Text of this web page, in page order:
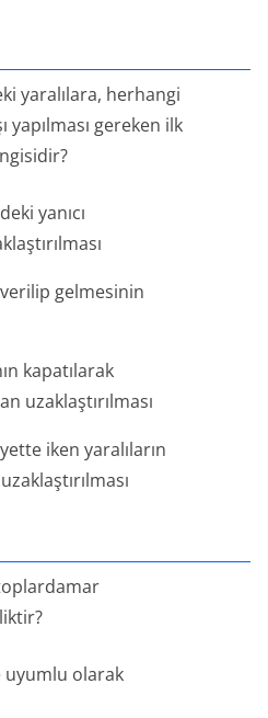
yaralılara, herhangi
yapılması gereken ilk
yanıcı
gelmesinin
kapatılarak
uzaklaştırılması
iken yaralıların
uyumlu olarak